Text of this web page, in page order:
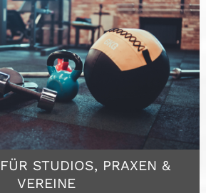
STUDIOS, PRAXEN &
VEREINE